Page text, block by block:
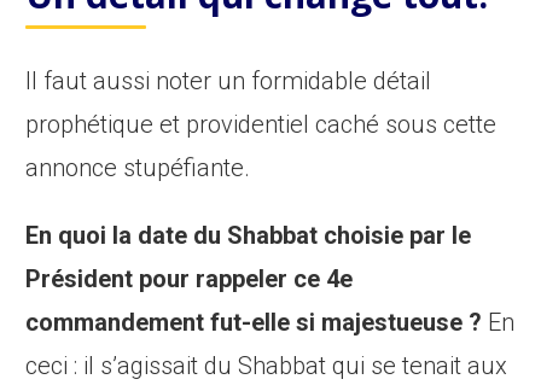
Il faut aussi noter un formidable détail
prophétique et providentiel caché sous cette
annonce stupéfiante.
En quoi la date du Shabbat choisie par le
Président pour rappeler ce 4e
commandement fut-elle si majestueuse ? En
ceci : il s’agissait du Shabbat qui se tenait aux